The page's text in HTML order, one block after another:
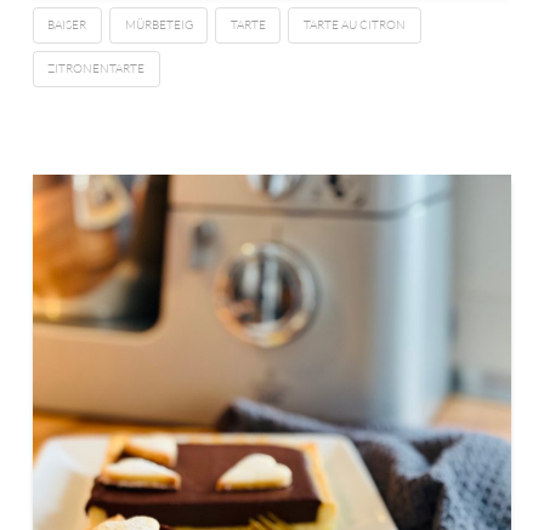
BAISER MÜRBETEIG TARTE TARTE AU CITRON
ZITRONENTARTE